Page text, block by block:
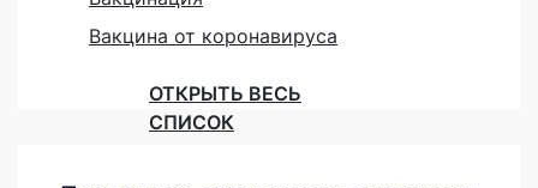
Вакцина от коронавируса
ОТКРЫТЬ ВЕСЬ
СПИСОК